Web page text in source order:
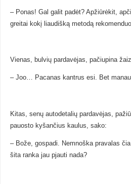
– Ponas! Gal galit padėt? Apžiūrėkit,
greitai kokį liaudišką metodą
Vienas, bulvių pardavėjas, pačiupina
– Joo… Pacanas kantrus esi. Bet
Kitas, senų autodetalių pardavėjas,
pauosto kyšančius kaulus, sako:
– Bože, gospadi. Nemnoška pravalas
šita ranka jau pjauti nada?